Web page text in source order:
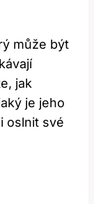
může být
jak
je jeho
oslnit své